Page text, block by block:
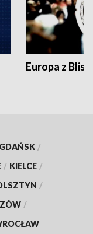
Europa z
GDAŃSK /
/ KIELCE /
/
/